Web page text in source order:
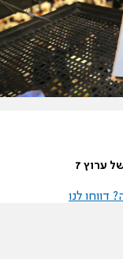
ערוץ 7
דווחו לנו